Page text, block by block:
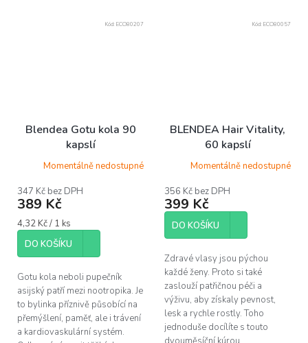
Blendea Gotu kola 90
kapslí
Momentálně nedostupné
347 Kč bez DPH
389 Kč
Měrná
cena:
4,32 Kč / 1 ks
DO KOŠÍKU
Gotu kola neboli pupečník
asijský patří mezi nootropika. Je
to bylinka příznivě působící na
přemýšlení, paměť, ale i trávení
a kardiovaskulární systém.
Kód: ECO80207
BLENDEA Hair Vitality,
60 kapslí
Momentálně nedostupné
356 Kč bez DPH
399 Kč
DO KOŠÍKU
Zdravé vlasy jsou pýchou
každé ženy. Proto si také
zaslouží patřičnou péči a
výživu, aby získaly pevnost,
lesk a rychle rostly. Toho
jednoduše docílíte s touto
Kód: ECO80057